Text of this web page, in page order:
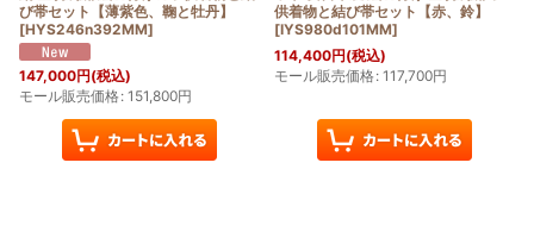
び帯セット【薄紫色、鞠と牡丹】
[HYS246n392MM]
147,000円(税込)
モール販売価格: 151,800円
供着物と結び帯セット【赤、鈴】
[IYS980d101MM]
114,400円(税込)
モール販売価格: 117,700円